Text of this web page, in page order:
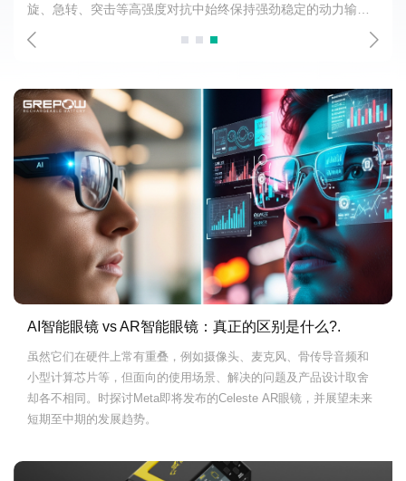
旋、急转、突击等高强度对抗中始终保持强劲稳定的动力输
出。
AI智能眼镜 vs AR智能眼镜：真正的区别是什么?.
虽然它们在硬件上常有重叠，例如摄像头、麦克风、骨传导音频和
小型计算芯片等，但面向的使用场景、解决的问题及产品设计取舍
却各不相同。时探讨Meta即将发布的Celeste AR眼镜，并展望未来
短期至中期的发展趋势。